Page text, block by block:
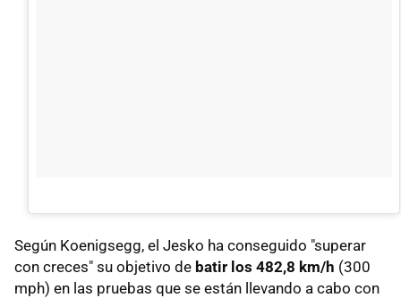
Según Koenigsegg, el Jesko ha conseguido "superar
con creces" su objetivo de batir los 482,8 km/h (300
mph) en las pruebas que se están llevando a cabo con